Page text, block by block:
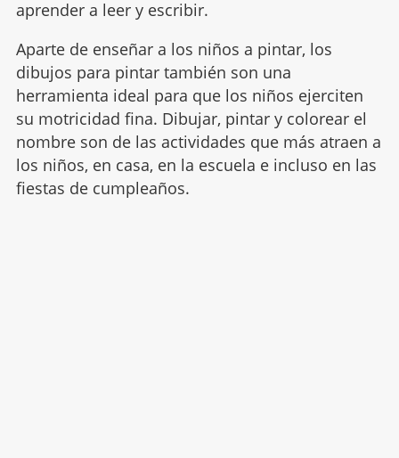
aprender a leer y escribir.
Aparte de enseñar a los niños a pintar, los
dibujos para pintar también son una
herramienta ideal para que los niños ejerciten
su motricidad fina. Dibujar, pintar y colorear el
nombre son de las actividades que más atraen a
los niños, en casa, en la escuela e incluso en las
fiestas de cumpleaños.